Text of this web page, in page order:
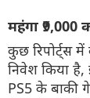
महंगा ₹9,000
कुछ रिपोर्ट्स
निवेश किया
PS5 के बाकी